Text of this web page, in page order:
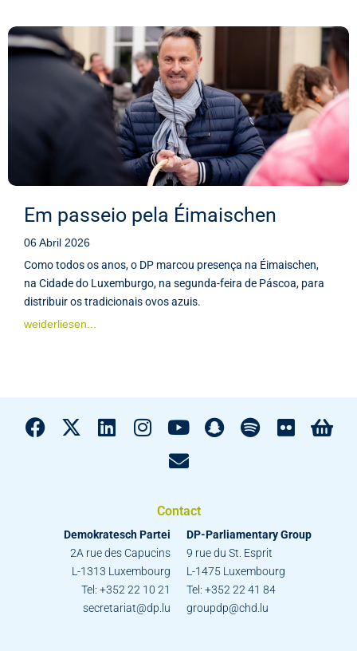
Em passeio pela Éimaischen
06 Abril 2026
Como todos os anos, o DP marcou presença na Éimaischen,
na Cidade do Luxemburgo, na segunda-feira de Páscoa, para
distribuir os tradicionais ovos azuis.
weiderliesen...
Contact
Demokratesch Partei
2A rue des Capucins
L-1313 Luxembourg
Tel: +352 22 10 21
secretariat@dp.lu
DP-Parliamentary Group
9 rue du St. Esprit
L-1475 Luxembourg
Tel: +352 22 41 84
groupdp@chd.lu